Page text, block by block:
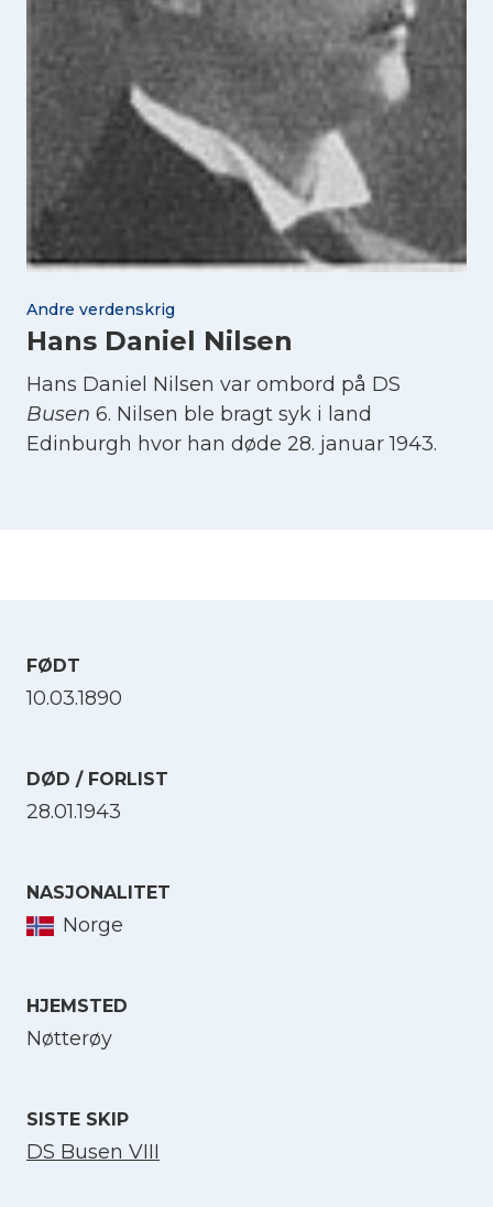
Andre verdenskrig
Hans Daniel Nilsen
Hans Daniel Nilsen var ombord på DS
Busen 6. Nilsen ble bragt syk i land
Edinburgh hvor han døde 28. januar 1943.
FØDT
10.03.1890
DØD / FORLIST
28.01.1943
NASJONALITET
Norge
HJEMSTED
Nøtterøy
SISTE SKIP
DS Busen VIII
Velg språk
Norsk bokmål